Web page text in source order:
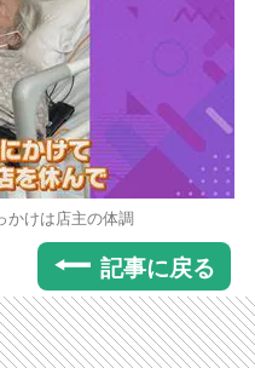
かけは店主の体調
記事に戻る